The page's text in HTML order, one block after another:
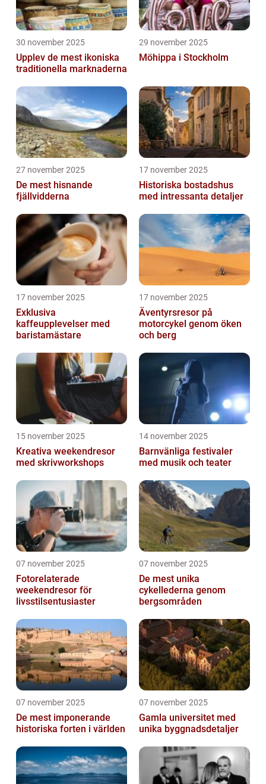
30 november 2025
Upplev de mest ikoniska
traditionella marknaderna
29 november 2025
Möhippa i Stockholm
27 november 2025
De mest hisnande
fjällvidderna
17 november 2025
Historiska bostadshus
med intressanta detaljer
17 november 2025
Exklusiva
kaffeupplevelser med
baristamästare
17 november 2025
Äventyrsresor på
motorcykel genom öken
och berg
15 november 2025
Kreativa weekendresor
med skrivworkshops
14 november 2025
Barnvänliga festivaler
med musik och teater
07 november 2025
Fotorelaterade
weekendresor för
livsstilsentusiaster
07 november 2025
De mest unika
cykellederna genom
bergsområden
07 november 2025
De mest imponerande
historiska forten i världen
07 november 2025
Gamla universitet med
unika byggnadsdetaljer